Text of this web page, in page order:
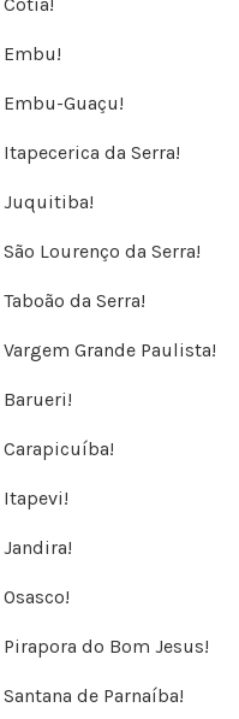
Cotia!
Embu!
Embu-Guaçu!
Itapecerica da Serra!
Juquitiba!
São Lourenço da Serra!
Taboão da Serra!
Vargem Grande Paulista!
Barueri!
Carapicuíba!
Itapevi!
Jandira!
Osasco!
Pirapora do Bom Jesus!
Santana de Parnaíba!